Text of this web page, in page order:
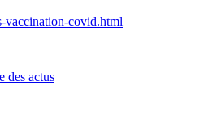
vaccination-covid.html
des actus